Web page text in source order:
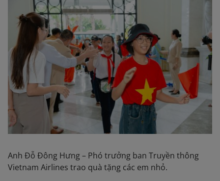
Anh Đỗ Đông Hưng – Phó trưởng ban Truyền thông
Vietnam Airlines trao quà tặng các em nhỏ.